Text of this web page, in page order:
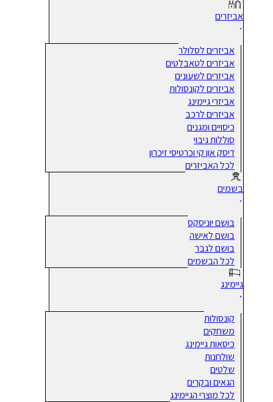
אביזרים
אביזרים לסלולר
אביזרים לטאבלטים
אביזרים לשעונים
אביזרים לקונסולות
אביזרי גיימינג
אביזרים לרכב
כיסויים ומגנים
סוללות גיבוי
דיסק און קי וכרטיסי זיכרון
לכל האביזרים
בשמים
בושם יוניסקס
בושם לאישה
בושם לגבר
לכל הבשמים
גיימינג
קונסולות
משחקים
כיסאות גיימינג
שולחנות
שלטים
הגאים ובקרים
לכל מוצרי הגיימינג